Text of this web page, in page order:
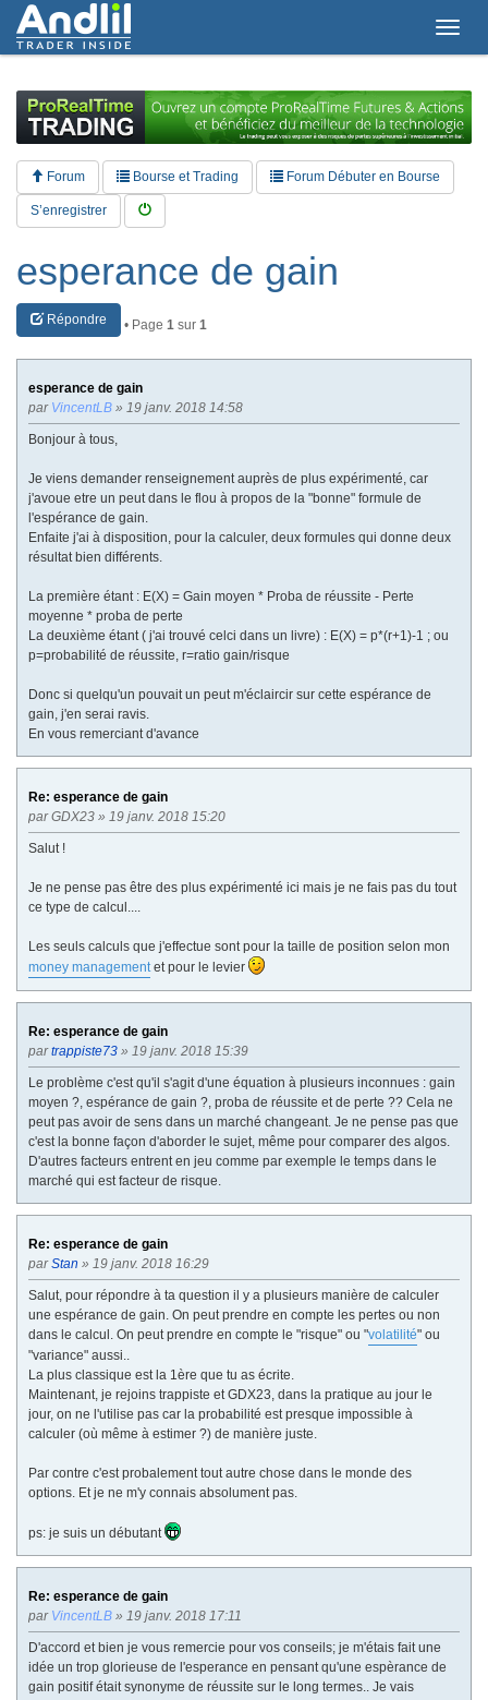
T
g
l
e
n
a
Forum Bourse et Trading Forum Débuter en Bourse
S’enregistrer
esperance de gain
Répondre • Page 1 sur 1
esperance de gain
par VincentLB » 19 janv. 2018 14:58
Bonjour à tous,
Je viens demander renseignement auprès de plus expérimenté, car
j'avoue etre un peut dans le flou à propos de la "bonne" formule de
l'espérance de gain.
Enfaite j'ai à disposition, pour la calculer, deux formules qui donne deux
résultat bien différents.
La première étant : E(X) = Gain moyen * Proba de réussite - Perte
moyenne * proba de perte
La deuxième étant ( j'ai trouvé celci dans un livre) : E(X) = p*(r+1)-1 ; ou
p=probabilité de réussite, r=ratio gain/risque
Donc si quelqu'un pouvait un peut m'éclaircir sur cette espérance de
gain, j'en serai ravis.
En vous remerciant d'avance
Re: esperance de gain
parGDX23 » 19 janv. 2018 15:20
Salut !
Je ne pense pas être des plus expérimenté ici mais je ne fais pas du tout
ce type de calcul....
Les seuls calculs que j'effectue sont pour la taille de position selon mon
money managementet pour le levier
Re: esperance de gain
partrappiste73 » 19 janv. 2018 15:39
Le problème c'est qu'il s'agit d'une équation à plusieurs inconnues : gain
moyen ?, espérance de gain ?, proba de réussite et de perte ?? Cela ne
peut pas avoir de sens dans un marché changeant. Je ne pense pas que
c'est la bonne façon d'aborder le sujet, même pour comparer des algos.
D'autres facteurs entrent en jeu comme par exemple le temps dans le
marché qui est facteur de risque.
Re: esperance de gain
parStan » 19 janv. 2018 16:29
Salut, pour répondre à ta question il y a plusieurs manière de calculer
une espérance de gain. On peut prendre en compte les pertes ou non
dans le calcul. On peut prendre en compte le "risque" ou "volatilité" ou
"variance" aussi..
La plus classique est la 1ère que tu as écrite.
Maintenant, je rejoins trappiste et GDX23, dans la pratique au jour le
jour, on ne l'utilise pas car la probabilité est presque impossible à
calculer (où même à estimer ?) de manière juste.
Par contre c'est probalement tout autre chose dans le monde des
options. Et je ne m'y connais absolument pas.
ps: je suis un débutant
Re: esperance de gain
par VincentLB » 19 janv. 2018 17:11
D'accord et bien je vous remercie pour vos conseils; je m'étais fait une
idée un trop glorieuse de l'esperance en pensant qu'une espèrance de
gain positif était synonyme de réussite sur le long termes.. Je vais